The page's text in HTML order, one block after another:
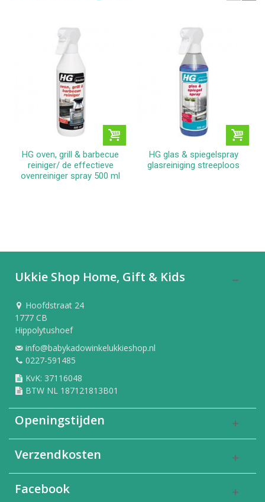
HG oven, grill & barbecue
reiniger/ de effectieve
ovenreiniger spray 500 ml
HG glas & spiegelspray
glasreiniging streeploos
Ukkie Shop Home, Gift & Kids
Hoofdstraat 24
1777 CB
Hippolytushoef
info@babykadowinkelukkieshop.nl
0227-591485
KvK: 37116048
BTW NL 187121813B01
Openingstijden
Verzendkosten
Facebook